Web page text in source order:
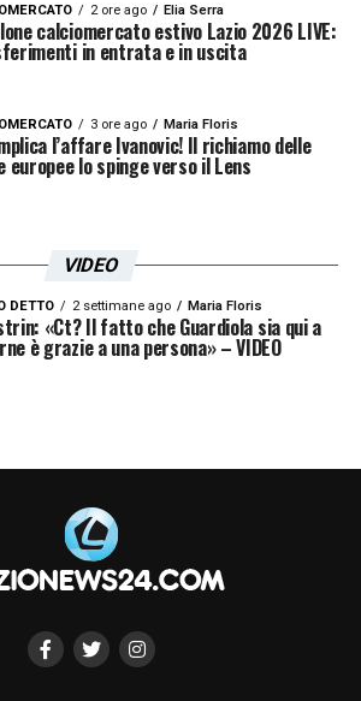
2 ore ago Elia Serra
calciomercato estivo Lazio 2026 LIVE:
in entrata e in uscita
3 ore ago Maria Floris
l’affare Ivanovic! Il richiamo delle
europee lo spinge verso il Lens
VIDEO
DETTO 2 settimane ago Maria Floris
«Ct? Il fatto che Guardiola sia qui a
è grazie a una persona» – VIDEO